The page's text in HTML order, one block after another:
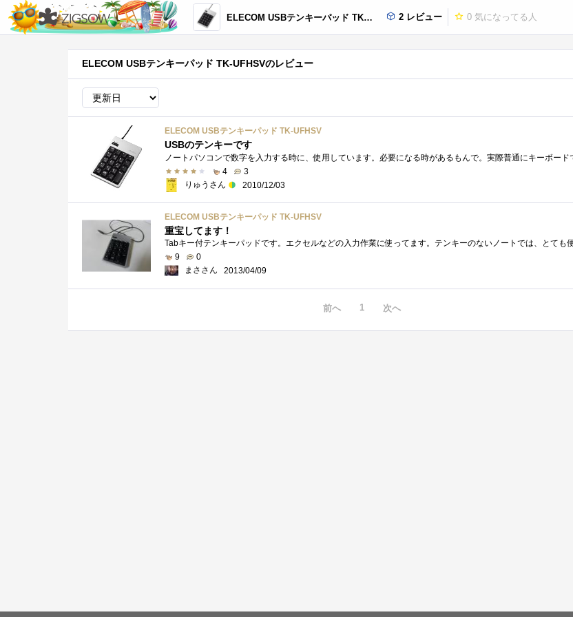
ELECOM USBテンキーパッド TK-UFHSV 2 レビュー 0 気になってる人
ELECOM USBテンキーパッド TK-UFHSVのレビュー
ELECOM USBテンキーパッド TK-UFHSV
USBのテンキーです
4
3
りゅうさん
2010/12/03
ELECOM USBテンキーパッド TK-UFHSV
重宝してます！
9
0
まささん
2013/04/09
前へ 1 次へ